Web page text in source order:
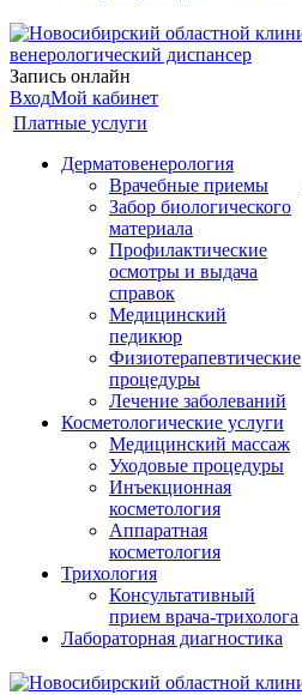
Запись онлайн
ВходМой кабинет
Платные услуги
Дерматовенерология
Врачебные приемы
Забор биологического
материала
Профилактические
осмотры и выдача
справок
Медицинский
педикюр
Физиотерапевтические
процедуры
Лечение заболеваний
Косметологические услуги
Медицинский массаж
Уходовые процедуры
Инъекционная
косметология
Аппаратная
косметология
Трихология
Консультативный
прием врача-трихолога
Лабораторная диагностика